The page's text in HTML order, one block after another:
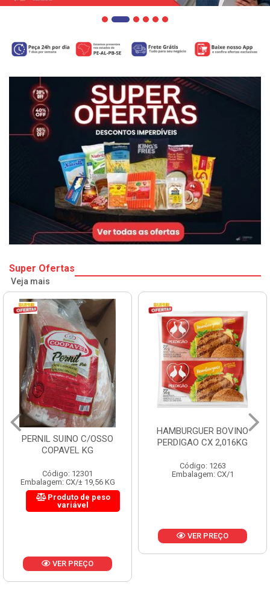
Super Ofertas
Veja mais
PERNIL SUINO C/OSSO
COPAVEL KG
Código: 12301
Embalagem: CX/± 19,56 KG
Produto de peso
variável
VER PREÇO
HAMBURGUER BOVINO
PERDIGAO CX 2,016KG
Código: 1263
Embalagem: CX/1
VER PREÇO